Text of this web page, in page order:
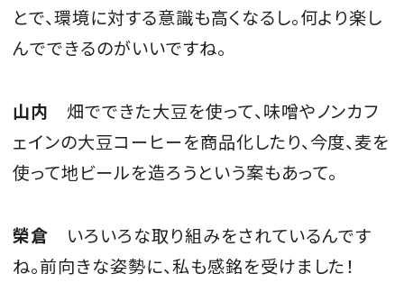
とで、環境に対する意識も高くなるし。何より楽し
んでできるのがいいですね。
山内 畑でできた大豆を使って、味噌やノンカフ
ェインの大豆コーヒーを商品化したり、今度、麦を
使って地ビールを造ろうという案もあって。
榮倉 いろいろな取り組みをされているんです
ね。前向きな姿勢に、私も感銘を受けました！